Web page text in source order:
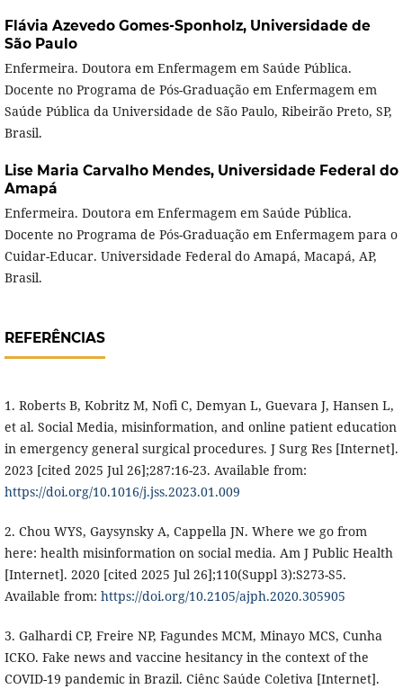
Flávia Azevedo Gomes-Sponholz, Universidade de
São Paulo
Enfermeira. Doutora em Enfermagem em Saúde Pública.
Docente no Programa de Pós-Graduação em Enfermagem em
Saúde Pública da Universidade de São Paulo, Ribeirão Preto, SP,
Brasil.
Lise Maria Carvalho Mendes, Universidade Federal do
Amapá
Enfermeira. Doutora em Enfermagem em Saúde Pública.
Docente no Programa de Pós-Graduação em Enfermagem para o
Cuidar-Educar. Universidade Federal do Amapá, Macapá, AP,
Brasil.
REFERÊNCIAS
1. Roberts B, Kobritz M, Nofi C, Demyan L, Guevara J, Hansen L,
et al. Social Media, misinformation, and online patient education
in emergency general surgical procedures. J Surg Res [Internet].
2023 [cited 2025 Jul 26];287:16-23. Available from:
https://doi.org/10.1016/j.jss.2023.01.009
2. Chou WYS, Gaysynsky A, Cappella JN. Where we go from
here: health misinformation on social media. Am J Public Health
[Internet]. 2020 [cited 2025 Jul 26];110(Suppl 3):S273-S5.
Available from: https://doi.org/10.2105/ajph.2020.305905
3. Galhardi CP, Freire NP, Fagundes MCM, Minayo MCS, Cunha
ICKO. Fake news and vaccine hesitancy in the context of the
COVID-19 pandemic in Brazil. Ciênc Saúde Coletiva [Internet].